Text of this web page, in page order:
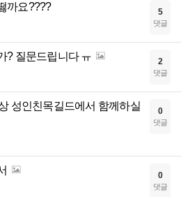
까요???? 5
댓글
? 질문드립니다 ㅠ 2
댓글
성인친목길드에서 함께하실
0
댓글
0
댓글